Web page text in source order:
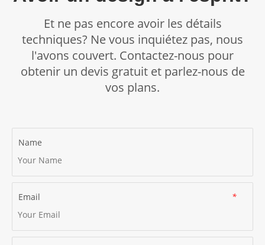
équipe du service client et elle la transmettra à notre
équipe des réclamations. Notre équipe des réclamations
traitera votre réclamation conformément aux délais
indiqués ci-dessus.
Et ne pas encore avoir les détails
techniques? Ne vous inquiétez pas, nous
l'avons couvert. Contactez-nous pour
obtenir un devis gratuit et parlez-nous de
vos plans.
Name
*
Email